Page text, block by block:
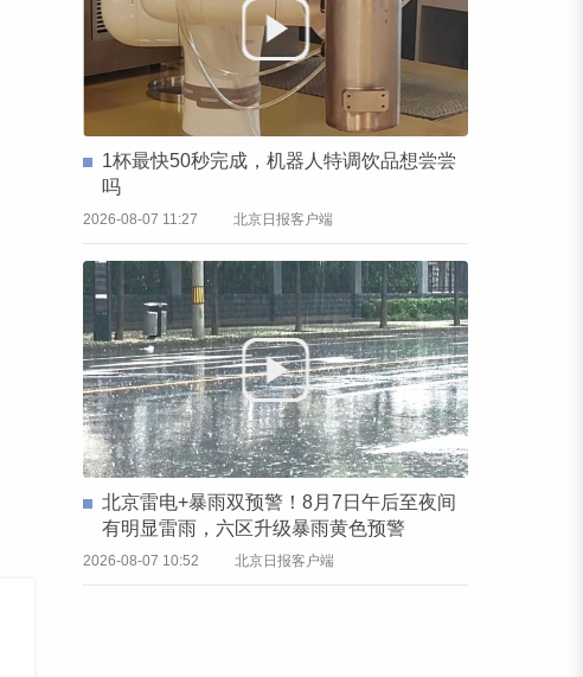
1杯最快50秒完成，机器人特调饮品想尝尝
吗
2026-08-07 11:27 北京日报客户端
北京雷电+暴雨双预警！8月7日午后至夜间
有明显雷雨，六区升级暴雨黄色预警
2026-08-07 10:52 北京日报客户端